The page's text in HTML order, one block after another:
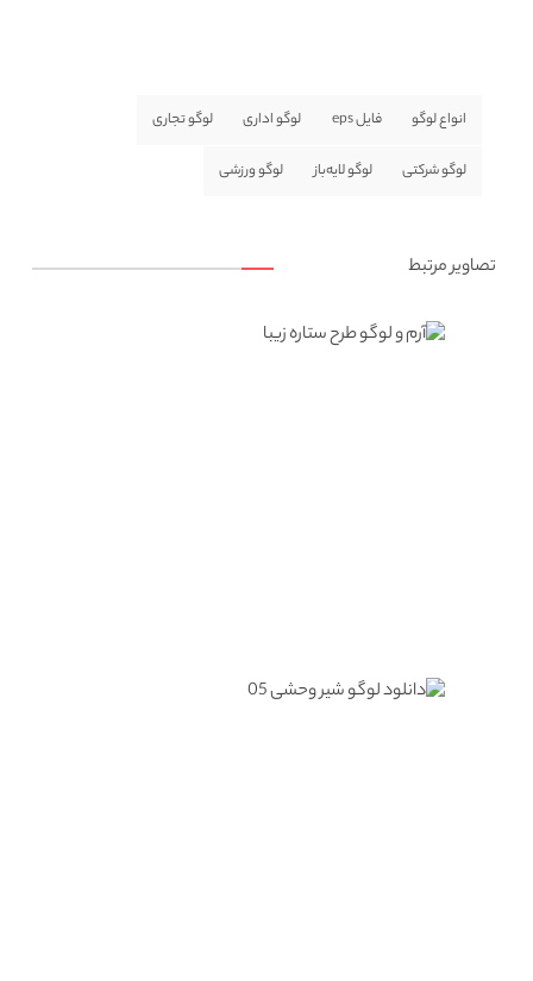
انواع لوگو فایل eps لوگو اداری لوگو تجاری
لوگو شرکتی لوگو لایه‌باز لوگو ورزشی
تصاویر مرتبط